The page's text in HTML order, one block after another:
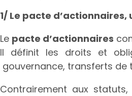
1/ Le pacte
Le pacte d’actionnaires
Il définit les droits et
gouvernance, transferts de
Contrairement aux